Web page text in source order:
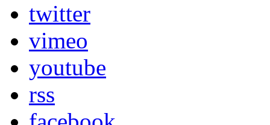
twitter
vimeo
youtube
rss